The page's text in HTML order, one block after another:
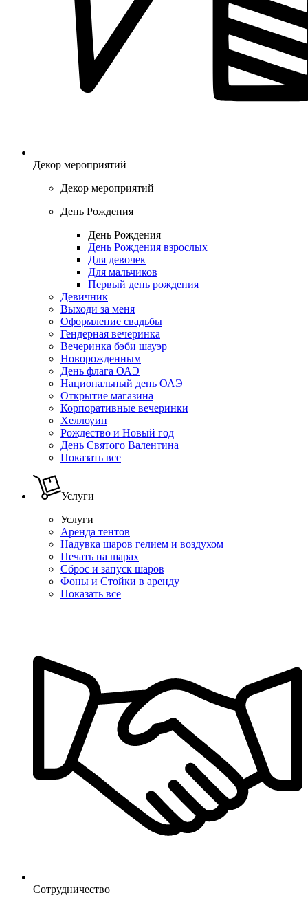
Декор мероприятий
Декор мероприятий
День Рождения
День Рождения
День Рождения взрослых
Для девочек
Для мальчиков
Первый день рождения
Девичник
Выходи за меня
Оформление свадьбы
Гендерная вечеринка
Вечеринка бэби шауэр
Новорожденным
День флага ОАЭ
Национальный день ОАЭ
Открытие магазина
Корпоративные вечеринки
Хеллоуин
Рождество и Новый год
День Святого Валентина
Показать все
Услуги
Услуги
Аренда тентов
Надувка шаров гелием и воздухом
Печать на шарах
Сброс и запуск шаров
Фоны и Стойки в аренду
Показать все
Сотрудничество